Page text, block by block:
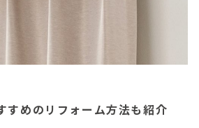
すめのリフォーム方法も紹介